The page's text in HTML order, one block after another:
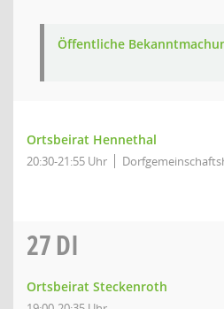
Öffentliche
Ortsbeirat Hennethal
20:30-21:55 Uhr
27DI
Ortsbeirat Steckenroth